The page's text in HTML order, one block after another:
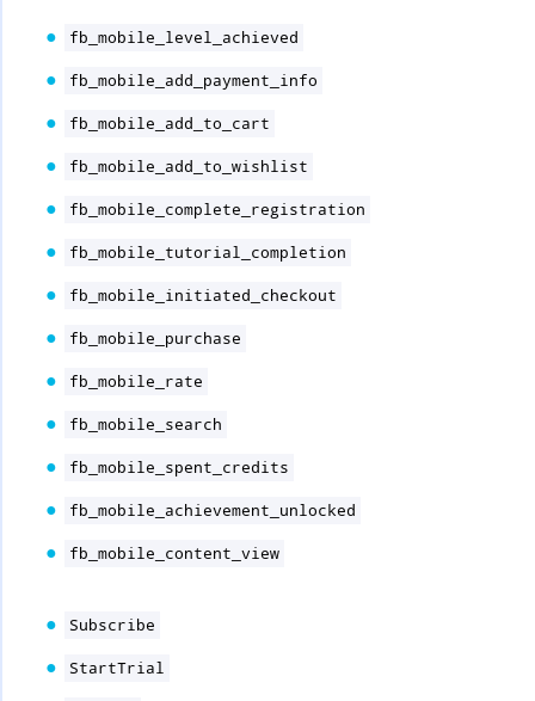
fb_mobile_level_achieved
fb_mobile_add_payment_info
fb_mobile_add_to_cart
fb_mobile_add_to_wishlist
fb_mobile_complete_registration
fb_mobile_tutorial_completion
fb_mobile_initiated_checkout
fb_mobile_purchase
fb_mobile_rate
fb_mobile_search
fb_mobile_spent_credits
fb_mobile_achievement_unlocked
fb_mobile_content_view
Subscribe
StartTrial